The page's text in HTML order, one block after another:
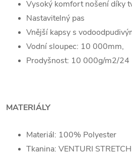
Vysoký komfort nošení díky
Nastavitelný pas
Vnější kapsy s
Vodní sloupec: 10 000mm,
Prodyšnost: 10 000g/m2/24
MATERIÁLY
Materiál: 100% Polyester
Tkanina: VENTURI STRETCH